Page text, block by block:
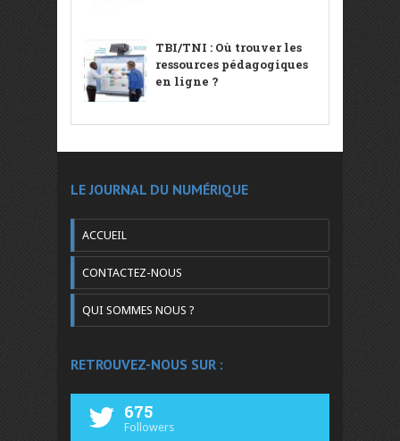
TBI/TNI : Où trouver les
ressources pédagogiques
en ligne ?
LE JOURNAL DU NUMÉRIQUE
ACCUEIL
CONTACTEZ-NOUS
QUI SOMMES NOUS ?
RETROUVEZ-NOUS SUR :
675
Followers